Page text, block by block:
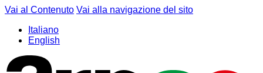
Vai al Contenuto Vai alla navigazione del sito
Italiano
English